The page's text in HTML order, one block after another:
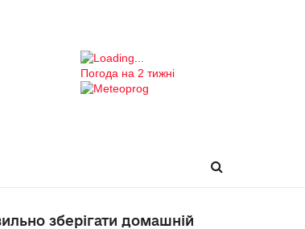
Погода на 2 тижні
зберігати домашній